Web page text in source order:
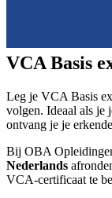
VCA Basis
Leg je VCA Basis
volgen. Ideaal als je
ontvang je je
Bij OBA
Nederlands
VCA-certificaat te